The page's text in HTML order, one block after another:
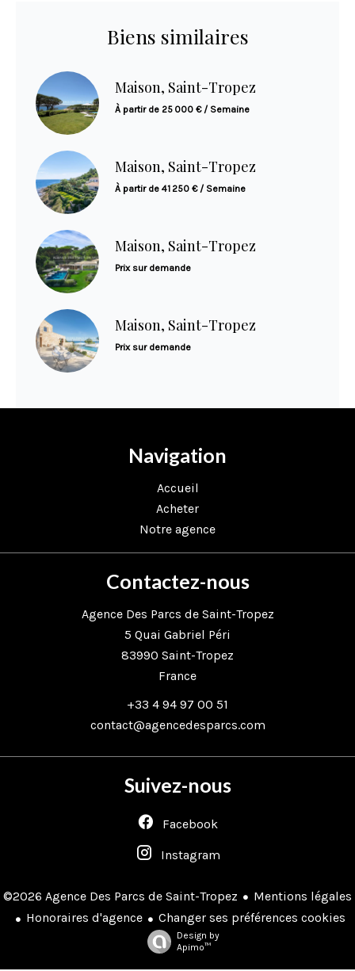
Biens similaires
Maison, Saint-Tropez
À partir de 25 000 € / Semaine
Maison, Saint-Tropez
À partir de 41 250 € / Semaine
Maison, Saint-Tropez
Prix sur demande
Maison, Saint-Tropez
Prix sur demande
Navigation
Accueil
Acheter
Notre agence
Contactez-nous
Agence Des Parcs de Saint-Tropez
5 Quai Gabriel Péri
83990 Saint-Tropez
France
+33 4 94 97 00 51
contact@agencedesparcs.com
Suivez-nous
Facebook
Instagram
©2026 Agence Des Parcs de Saint-Tropez
Mentions légales
Honoraires d'agence
Changer ses préférences cookies
Design by
Apimo™